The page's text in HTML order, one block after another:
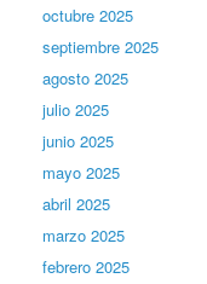
octubre 2025
septiembre 2025
agosto 2025
julio 2025
junio 2025
mayo 2025
abril 2025
marzo 2025
febrero 2025